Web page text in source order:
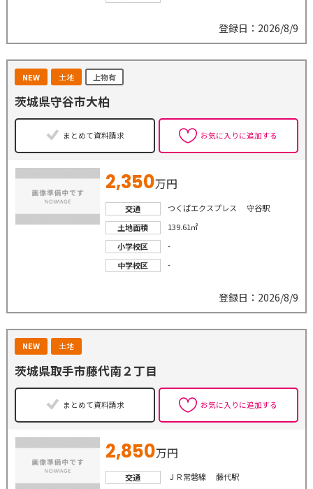
登録日：2026/8/9
NEW 土地 上物有
茨城県守谷市大柏
まとめて資料請求 お気に入りに追加する
2,350万円
交通
つくばエクスプレス 守谷駅
土地面積
139.61㎡
小学校区
-
中学校区
-
登録日：2026/8/9
NEW 土地
茨城県取手市藤代南２丁目
まとめて資料請求 お気に入りに追加する
2,850万円
交通
ＪＲ常磐線 藤代駅